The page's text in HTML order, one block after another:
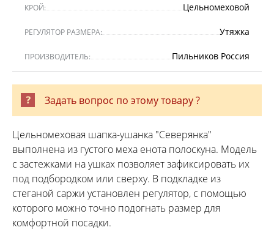
КРОЙ: Цельномеховой
РЕГУЛЯТОР РАЗМЕРА: Утяжка
ПРОИЗВОДИТЕЛЬ: Пильников Россия
Задать вопрос по этому товару ?
Цельномеховая шапка-ушанка "Северянка"
выполнена из густого меха енота полоскуна. Модель
с застежками на ушках позволяет зафиксировать их
под подбородком или сверху. В подкладке из
стеганой саржи установлен регулятор, с помощью
которого можно точно подогнать размер для
комфортной посадки.